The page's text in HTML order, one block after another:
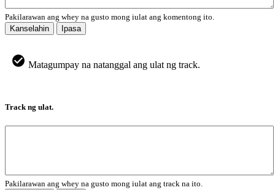
Pakilarawan ang whey na gusto mong iulat ang komentong ito.
Kanselahin
Ipasa
Matagumpay na natanggal ang ulat ng track.
Track ng ulat.
Pakilarawan ang whey na gusto mong iulat ang track na ito.